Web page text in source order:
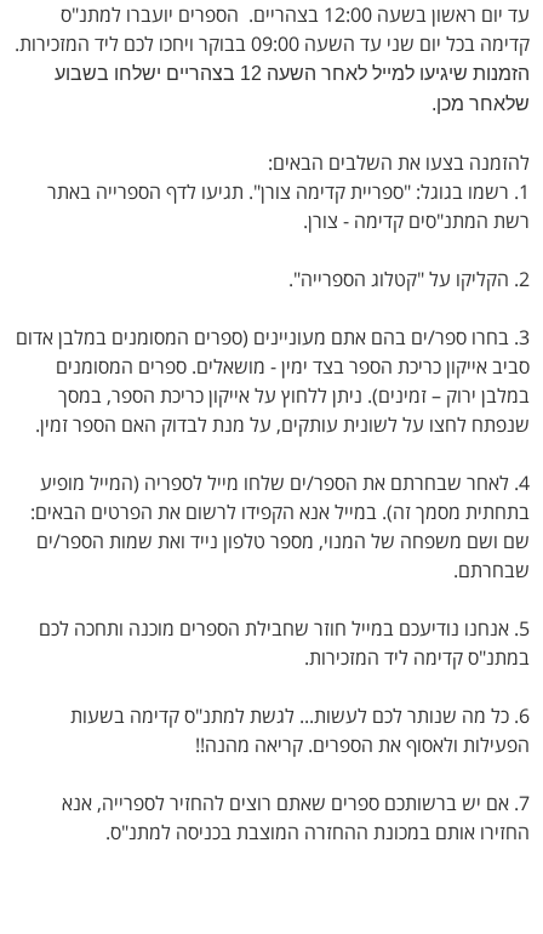
עד יום ראשון בשעה 12:00 בצהריים. הספרים יועברו למתנ"ס
קדימה בכל יום שני עד השעה 09:00 בבוקר ויחכו לכם ליד המזכירות.
הזמנות שיגיעו למייל לאחר השעה 12 בצהריים ישלחו בשבוע
שלאחר מכן.
להזמנה בצעו את השלבים הבאים:
1. רשמו בגוגל: "ספריית קדימה צורן". תגיעו לדף הספרייה באתר
רשת המתנ"סים קדימה - צורן.
2. הקליקו על "קטלוג הספרייה".
3. בחרו ספר/ים בהם אתם מעוניינים (ספרים המסומנים במלבן אדום
סביב אייקון כריכת הספר בצד ימין - מושאלים. ספרים המסומנים
במלבן ירוק – זמינים). ניתן ללחוץ על אייקון כריכת הספר, במסך
שנפתח לחצו על לשונית עותקים, על מנת לבדוק האם הספר זמין.
4. לאחר שבחרתם את הספר/ים שלחו מייל לספריה (המייל מופיע
בתחתית מסמך זה). במייל אנא הקפידו לרשום את הפרטים הבאים:
שם ושם משפחה של המנוי, מספר טלפון נייד ואת שמות הספר/ים
שבחרתם.
5. אנחנו נודיעכם במייל חוזר שחבילת הספרים מוכנה ותחכה לכם
במתנ"ס קדימה ליד המזכירות.
6. כל מה שנותר לכם לעשות... לגשת למתנ"ס קדימה בשעות
הפעילות ולאסוף את הספרים. קריאה מהנה!!
7. אם יש ברשותכם ספרים שאתם רוצים להחזיר לספרייה, אנא
החזירו אותם במכונת ההחזרה המוצבת בכניסה למתנ"ס.